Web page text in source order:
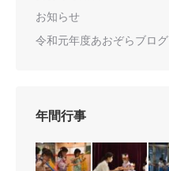
お知らせ
令和元年度あおぞらブログ
年間行事